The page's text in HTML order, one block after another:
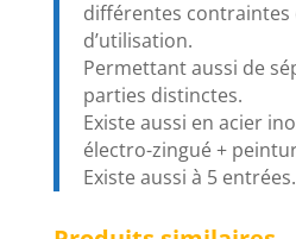
différentes contraintes
d’utilisation.
Permettant aussi de
parties distinctes.
Existe aussi en acier
électro-zingué +
Existe aussi à 5 entrées.